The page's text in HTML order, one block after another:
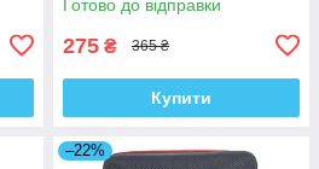
Готово до відправки
275 ₴ 365 ₴
Купити
–22%